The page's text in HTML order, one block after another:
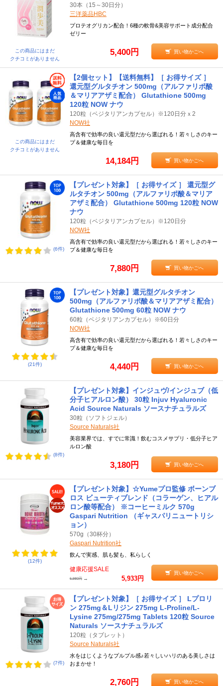
この商品にはまだ
クチコミがありません
30本（15～30日分）
三洋薬品HBC
プロテオグリカン配合！6種の軟骨&美容サポート成分配合
ゼリー
5,400円 買い物かごへ
この商品にはまだ
クチコミがありません
【2個セット】【送料無料】［ お得サイズ ］
還元型グルタチオン 500mg（アルファリポ酸
＆マリアアザミ配合） Glutathione 500mg
120粒 NOW ナウ
120粒（ベジタリアンカプセル）※120日分ｘ2
NOW社
高含有で効率の良い還元型だから選ばれる！若々しさのキー
プ＆健康な毎日を
14,184円 買い物かごへ
(6件)
【プレゼント対象】［ お得サイズ ］ 還元型グ
ルタチオン 500mg（アルファリポ酸＆マリア
アザミ配合） Glutathione 500mg 120粒 NOW
ナウ
120粒（ベジタリアンカプセル）※120日分
NOW社
高含有で効率の良い還元型だから選ばれる！若々しさのキー
プ＆健康な毎日を
7,880円 買い物かごへ
(21件)
【プレゼント対象】還元型グルタチオン
500mg（アルファリポ酸＆マリアアザミ配合）
Glutathione 500mg 60粒 NOW ナウ
60粒（ベジタリアンカプセル）※60日分
NOW社
高含有で効率の良い還元型だから選ばれる！若々しさのキー
プ＆健康な毎日を
4,440円 買い物かごへ
(8件)
【プレゼント対象】インジュヴ/インジュブ（低
分子ヒアルロン酸） 30粒 Injuv Hyaluronic
Acid Source Naturals ソースナチュラルズ
30粒（ソフトジェル）
Source Naturals社
美容業界では、すでに常識！飲むコスメサプリ・低分子ヒア
ルロン酸
3,180円 買い物かごへ
(12件)
【プレゼント対象】☆Yumeプロ監修 ボーンブ
ロス ビューティブレンド（コラーゲン、ヒアル
ロン酸等配合） ※コーヒーミルク 570g
Gaspari Nutrition （ギャスパリニュートリシ
ョン）
570g（30杯分）
Gaspari Nutrition社
飲んで実感、肌も髪も、私らしく
健康応援SALE
6,980円 → 5,933円
買い物かごへ
(7件)
【プレゼント対象】［ お得サイズ ］ Lプロリ
ン 275mg＆Lリジン 275mg L-Proline/L-
Lysine 275mg/275mg Tablets 120粒 Source
Naturals ソースナチュラルズ
120粒（タブレット）
Source Naturals社
水をはじくようなプルプル感♪若々しいハリのある美しさは
おまかせ！
2,760円 買い物かごへ